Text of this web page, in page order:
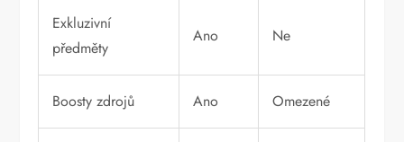
Exkluzivní
předměty
Ano Ne
Boosty zdrojů Ano Omezené